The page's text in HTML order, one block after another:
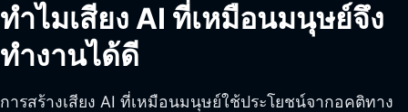
ทำไมเสียง AI ที่เหมือนมนุษย์จึง
ทำงานได้ดี
การสร้างเสียง AI ที่เหมือนมนุษย์ใช้ประโยชน์จากอคติทาง